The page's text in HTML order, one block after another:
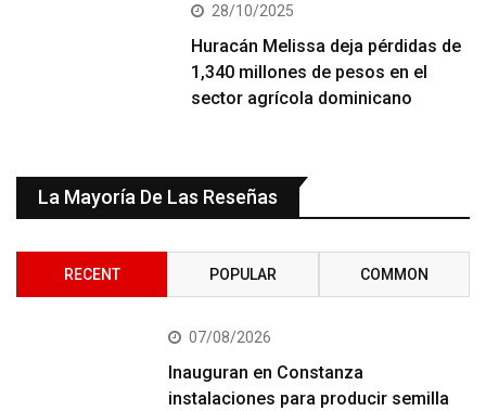
28/10/2025
Huracán Melissa deja pérdidas de
1,340 millones de pesos en el
sector agrícola dominicano
La Mayoría De Las Reseñas
RECENT POPULAR COMMON
07/08/2026
Inauguran en Constanza
instalaciones para producir semilla